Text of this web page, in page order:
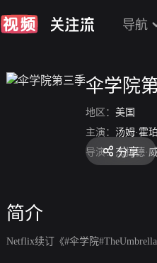
导航
伞学院
地区： 美国
主演： 汤姆·霍珀
导演： 杰拉德·
分享
简介
Netflix续订《#伞学院